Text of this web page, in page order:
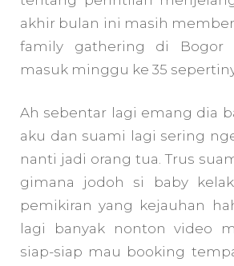
akhir bulan ini masih
family gathering di Bogor
masuk minggu ke 35
Ah sebentar lagi emang dia
aku dan suami lagi sering
nanti jadi orang tua. Trus
gimana jodoh si baby
pemikiran yang kejauhan
lagi banyak nonton video
siap-siap mau booking